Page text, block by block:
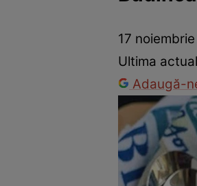
Mâncăruri
17
Ultima
Adaugă-